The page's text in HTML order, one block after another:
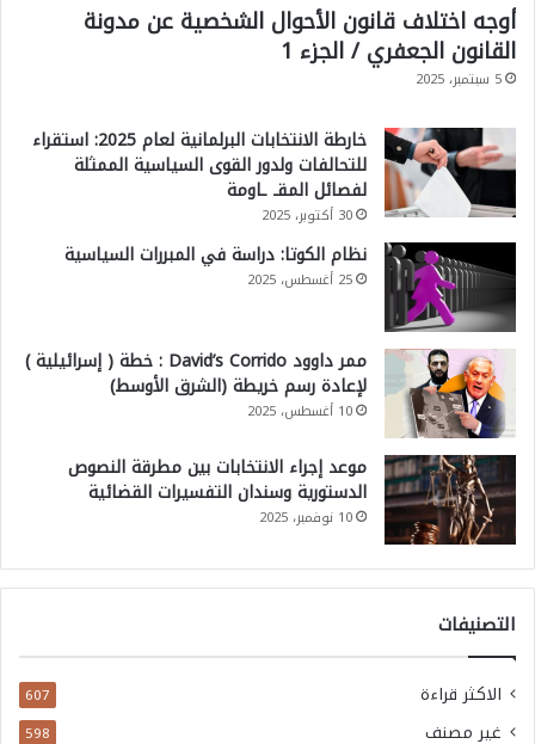
أوجه اختلاف قانون الأحوال الشخصية عن مدونة
القانون الجعفري / الجزء 1
5 سبتمبر، 2025
خارطة الانتخابات البرلمانية لعام 2025: استقراء
للتحالفات ولدور القوى السياسية الممثلة
لفصائل المقـ ـاومة
30 أكتوبر، 2025
نظام الكوتا: دراسة في المبررات السياسية
25 أغسطس، 2025
ممر داوود David’s Corrido : خطة ( إسرائيلية )
لإعادة رسم خريطة (الشرق الأوسط)
10 أغسطس، 2025
موعد إجراء الانتخابات بين مطرقة النصوص
الدستورية وسندان التفسيرات القضائية
10 نوفمبر، 2025
التصنيفات
الاكثر قراءة 607
غير مصنف 598